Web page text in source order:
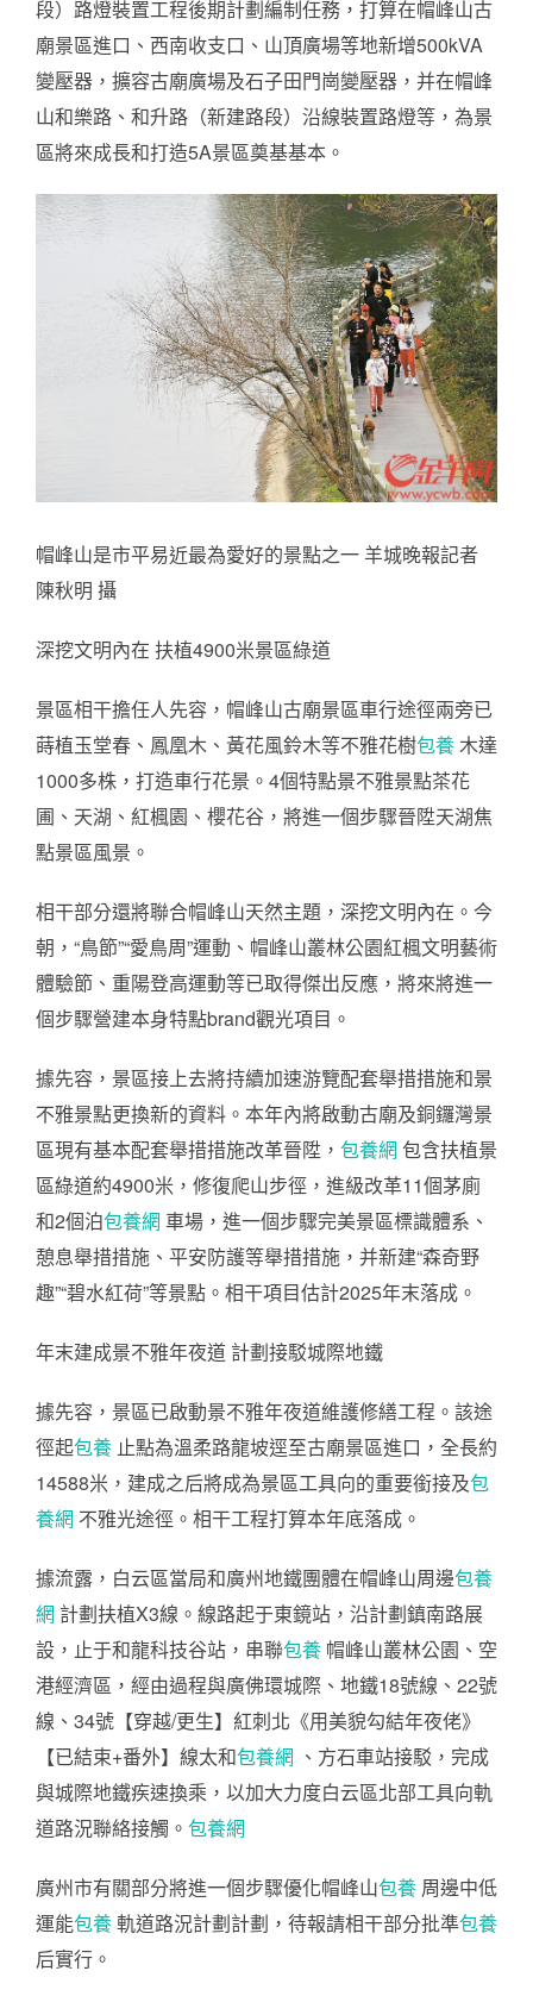
段）路燈裝置工程後期計劃編制任務，打算在帽峰山古
廟景區進口、西南收支口、山頂廣場等地新增500kVA
變壓器，擴容古廟廣場及石子田門崗變壓器，并在帽峰
山和樂路、和升路（新建路段）沿線裝置路燈等，為景
區將來成長和打造5A景區奠基基本。
帽峰山是市平易近最為愛好的景點之一 羊城晚報記者
陳秋明 攝
深挖文明內在 扶植4900米景區綠道
景區相干擔任人先容，帽峰山古廟景區車行途徑兩旁已
蒔植玉堂春、鳳凰木、黃花風鈴木等不雅花樹包養木達
1000多株，打造車行花景。4個特點景不雅景點茶花
圃、天湖、紅楓園、櫻花谷，將進一個步驟晉陞天湖焦
點景區風景。
相干部分還將聯合帽峰山天然主題，深挖文明內在。今
朝，“鳥節”“愛鳥周”運動、帽峰山叢林公園紅楓文明藝術
體驗節、重陽登高運動等已取得傑出反應，將來將進一
個步驟營建本身特點brand觀光項目。
據先容，景區接上去將持續加速游覽配套舉措措施和景
不雅景點更換新的資料。本年內將啟動古廟及銅鑼灣景
區現有基本配套舉措措施改革晉陞， 包養網 包含扶植景
區綠道約4900米，修復爬山步徑，進級改革11個茅廁
和2個泊包養網 車場，進一個步驟完美景區標識體系、
憩息舉措措施、平安防護等舉措措施，并新建“森奇野
趣”“碧水紅荷”等景點。相干項目估計2025年末落成。
年末建成景不雅年夜道 計劃接駁城際地鐵
據先容，景區已啟動景不雅年夜道維護修繕工程。該途
徑起包養 止點為溫柔路龍坡逕至古廟景區進口，全長約
14588米，建成之后將成為景區工具向的重要銜接及包
養網 不雅光途徑。相干工程打算本年底落成。
據流露，白云區當局和廣州地鐵團體在帽峰山周邊包養
網 計劃扶植X3線。線路起于東鏡站，沿計劃鎮南路展
設，止于和龍科技谷站，串聯包養 帽峰山叢林公園、空
港經濟區，經由過程與廣佛環城際、地鐵18號線、22號
線、34號【穿越/更生】紅刺北《用美貌勾結年夜佬》
【已結束+番外】線太和包養網 、方石車站接駁，完成
與城際地鐵疾速換乘，以加大力度白云區北部工具向軌
道路況聯絡接觸。 包養網
廣州市有關部分將進一個步驟優化帽峰山包養 周邊中低
運能包養軌道路況計劃計劃，待報請相干部分批準包養
后實行。